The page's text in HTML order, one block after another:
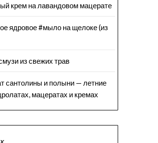
крем на лавандовом мацерате
ядровое #мыло на щелоке (из
из свежих трав
сантолины и полыни — летние
мацератах и кремах